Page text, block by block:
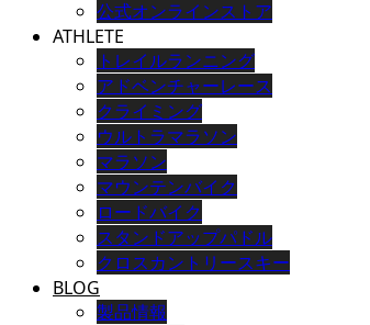
公式オンラインストア
ATHLETE
トレイルランニング
アドベンチャーレース
クライミング
ウルトラマラソン
マラソン
マウンテンバイク
ロードバイク
スタンドアップパドル
クロスカントリースキー
BLOG
製品情報